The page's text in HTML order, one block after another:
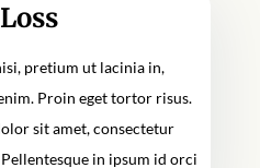
pretium ut lacinia in,
Proin eget tortor risus.
sit amet, consectetur
in ipsum id orci